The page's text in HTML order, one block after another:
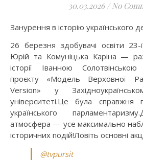
30.03.2026 / No
Занурення в історію українського
26 березня здобувачі освіти
Юрій та Комуніцька Каріна —
історії Іванною
проєкту «Модель Верховної
Version» у
університеті.Це була
українського
атмосфера — усе максимально
історичних подій!Ловіть основні
@tvpursit